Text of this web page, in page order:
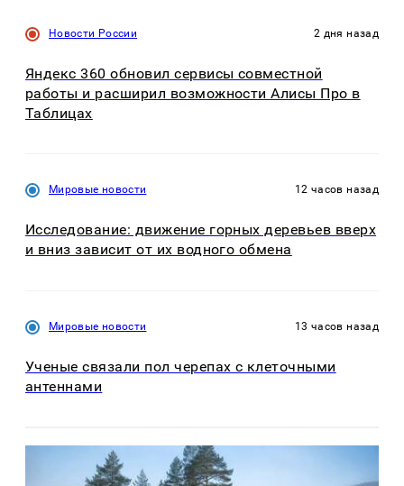
Новости России 2 дня назад
Яндекс 360 обновил сервисы совместной
работы и расширил возможности Алисы Про в
Таблицах
Мировые новости 12 часов назад
Исследование: движение горных деревьев вверх
и вниз зависит от их водного обмена
Мировые новости 13 часов назад
Ученые связали пол черепах с клеточными
антеннами